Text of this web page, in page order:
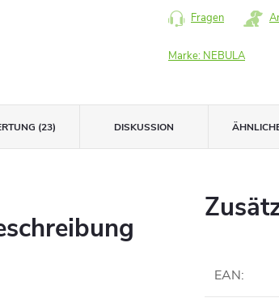
Fragen
Marke: NEBULA
(23) DISKUSSION
EAN: